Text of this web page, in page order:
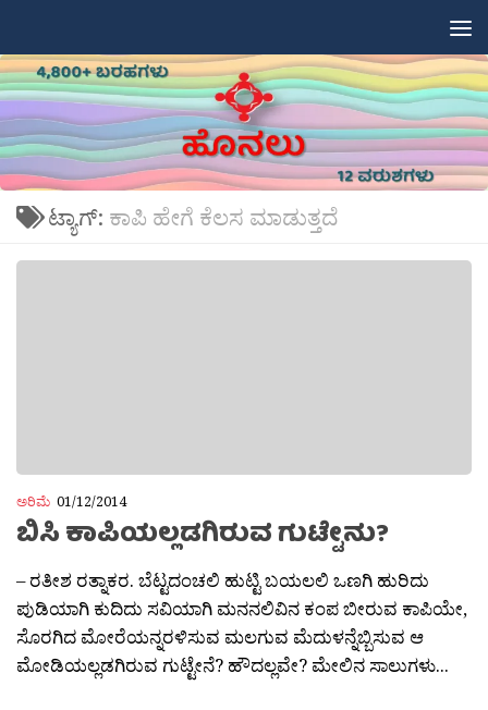
ಟ್ಯಾಗ್: ಕಾಪಿ ಹೇಗೆ ಕೆಲಸ ಮಾಡುತ್ತದೆ
ಅರಿಮೆ 01/12/2014
ಬಿಸಿ ಕಾಪಿಯಲ್ಲಡಗಿರುವ ಗುಟ್ಟೇನು?
– ರತೀಶ ರತ್ನಾಕರ. ಬೆಟ್ಟದಂಚಲಿ ಹುಟ್ಟಿ ಬಯಲಲಿ ಒಣಗಿ ಹುರಿದು
ಪುಡಿಯಾಗಿ ಕುದಿದು ಸವಿಯಾಗಿ ಮನನಲಿವಿನ ಕಂಪ ಬೀರುವ ಕಾಪಿಯೇ,
ಸೊರಗಿದ ಮೋರೆಯನ್ನರಳಿಸುವ ಮಲಗುವ ಮೆದುಳನ್ನೆಬ್ಬಿಸುವ ಆ
ಮೋಡಿಯಲ್ಲಡಗಿರುವ ಗುಟ್ಟೇನೆ? ಹೌದಲ್ಲವೇ? ಮೇಲಿನ ಸಾಲುಗಳು...